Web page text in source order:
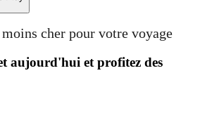
cher pour votre voyage
aujourd'hui et profitez des